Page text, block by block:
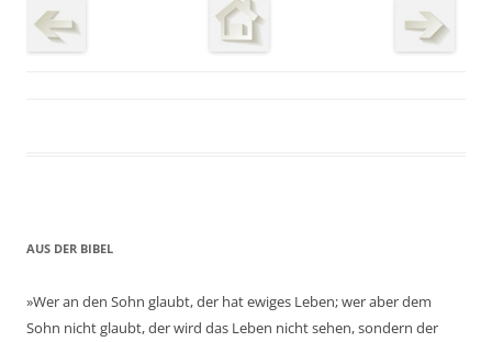
AUS DER BIBEL
»Wer an den Sohn glaubt, der hat ewiges Leben; wer aber dem
Sohn nicht glaubt, der wird das Leben nicht sehen, sondern der